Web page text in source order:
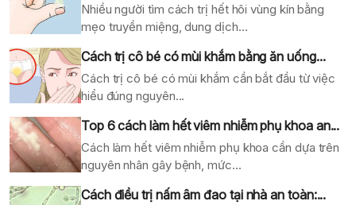
Nhiều người tìm cách trị hết hôi vùng kín bằng
mẹo truyền miệng, dung dịch...
Cách trị cô bé có mùi khắm bằng ăn uống...
Cách trị cô bé có mùi khắm cần bắt đầu từ việc
hiểu đúng nguyên...
Top 6 cách làm hết viêm nhiễm phụ khoa an...
Cách làm hết viêm nhiễm phụ khoa cần dựa trên
nguyên nhân gây bệnh, mức...
Cách điều trị nấm âm đao tại nhà an toàn:...